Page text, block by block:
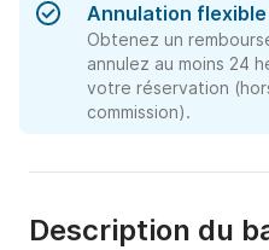
Annulation flexible
Obtenez un
annulez au moins 24
votre réservation
commission).
Description du